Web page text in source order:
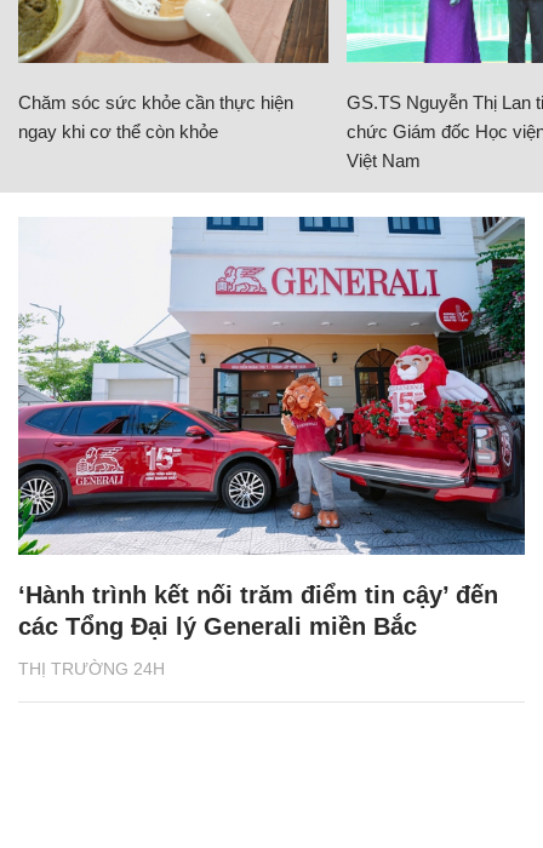
Chăm sóc sức khỏe cần thực hiện
ngay khi cơ thể còn khỏe
GS.TS Nguyễn Thị Lan
chức Giám đốc Học
Việt Nam
THỊ TRƯỜNG 24H
‘Hành trình kết nối trăm điểm tin cậy’ đến
các Tổng Đại lý Generali miền Bắc